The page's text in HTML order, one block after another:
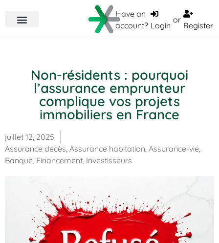
Have an
account? Login
or
Register
Non-résidents : pourquoi
l’assurance emprunteur
complique vos projets
immobiliers en France
juillet 12, 2025
Assurance décès, Assurance habitation, Assurance-vie,
Banque, Financement, Investisseurs